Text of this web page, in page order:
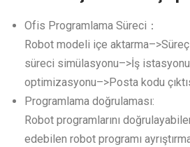
Ofis Programlama Süreci：
Robot modeli içe
süreci simülasyonu–>İş
optimizasyonu–>Posta kodu
Programlama doğrulaması:
Robot programlarını
edebilen robot programı